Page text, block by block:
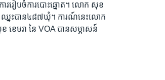
រ​រៀបចំ​ការ​បោះឆ្នោត។ លោក សុខ
ឈ្នះ​បាន​៤៨៧​ឃុំ។ ការណ៍​នេះ​លោក​
រា នៃ VOA បាន​សម្ភាសន៍​